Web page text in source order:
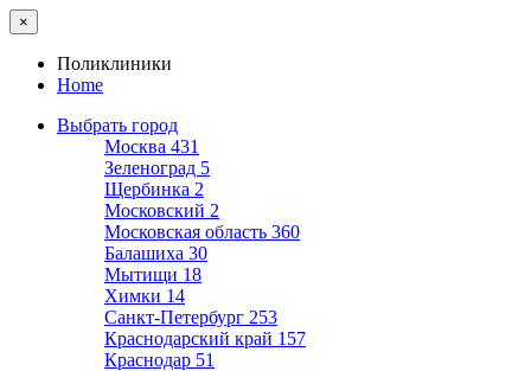
×
Поликлиники
Home
Выбрать город
Москва 431
Зеленоград 5
Щербинка 2
Московский 2
Московская область 360
Балашиха 30
Мытищи 18
Химки 14
Санкт-Петербург 253
Краснодарский край 157
Краснодар 51